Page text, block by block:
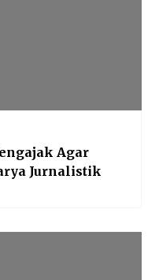
Agar
Jurnalistik